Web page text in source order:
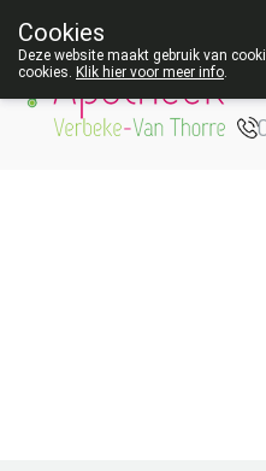
Cookies
Deze website maakt gebruik van
cookies. Klik hier voor meer info.